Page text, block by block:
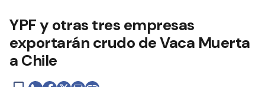
YPF y otras tres empresas
exportarán crudo de Vaca Muerta
a Chile